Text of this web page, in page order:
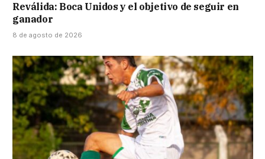
Reválida: Boca Unidos y el objetivo de seguir en
ganador
8 de agosto de 2026